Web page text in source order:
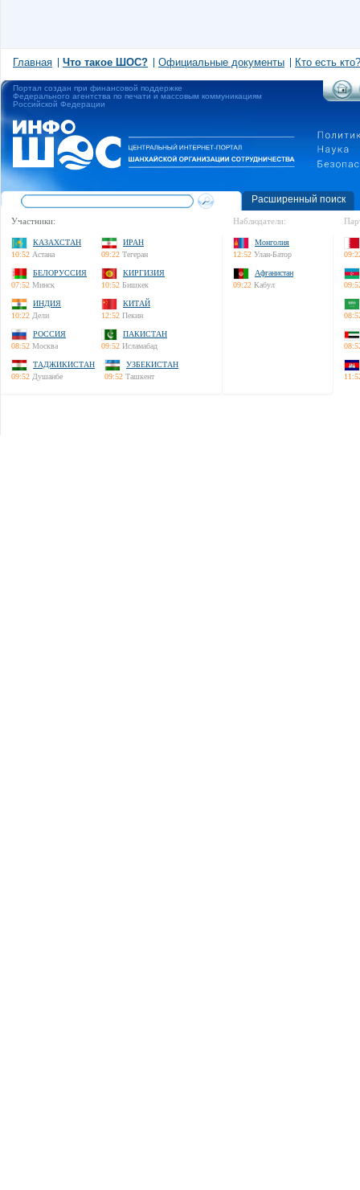
Главная Что такое ШОС? Официальные документы Кто есть кто?
Портал создан при финансовой поддержке
Федерального агентства по печати и массовым коммуникациям
Российской Федерации
Расширенный поиск
Участники:
КАЗАХСТАН
10:52 Астана
ИРАН
09:22 Тегеран
БЕЛОРУССИЯ
07:52 Минск
КИРГИЗИЯ
10:52 Бишкек
ИНДИЯ
10:22 Дели
КИТАЙ
12:52 Пекин
РОССИЯ
08:52 Москва
ПАКИСТАН
09:52 Исламабад
ТАДЖИКИСТАН
09:52 Душанбе
УЗБЕКИСТАН
09:52 Ташкент
Наблюдатели:
Монголия
12:52 Улан-Батор
Афганистан
09:22 Кабул